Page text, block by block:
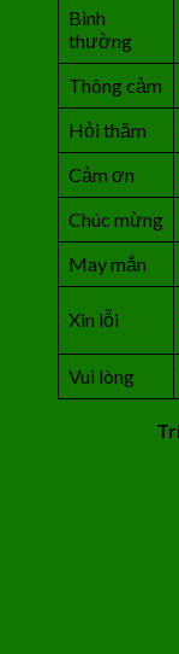
Bình
thường
Thông cảm
Hỏi thăm
Cảm ơn
Chúc mừng
May mắn
Xin lỗi
Vui lòng